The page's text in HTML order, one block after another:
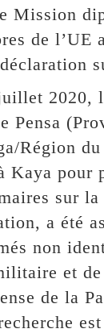
Mission
de l’UE
2020,
Pensa
Région
Kaya pour
sur la
a été
non
et de
de la